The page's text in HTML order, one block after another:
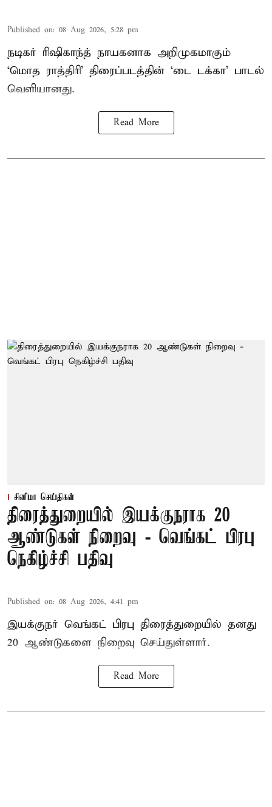
Published on: 08 Aug 2026, 5:28 pm
நடிகர் ரிஷிகாந்த் நாயகனாக அறிமுகமாகும்
‘மொத ராத்திரி’ திரைப்படத்தின் ‘டை டக்கா’ பாடல்
வெளியானது.
Read More
சினிமா செய்திகள்
திரைத்துறையில் இயக்குநராக 20
ஆண்டுகள் நிறைவு - வெங்கட் பிரபு
நெகிழ்ச்சி பதிவு
Published on: 08 Aug 2026, 4:41 pm
இயக்குநர் வெங்கட் பிரபு திரைத்துறையில் தனது
20 ஆண்டுகளை நிறைவு செய்துள்ளார்.
Read More